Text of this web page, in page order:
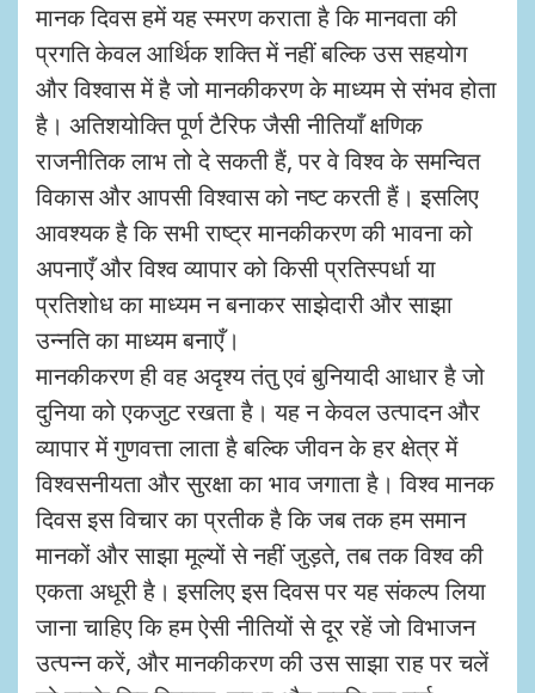
मानक दिवस हमें यह स्मरण कराता है कि मानवता की
प्रगति केवल आर्थिक शक्ति में नहीं बल्कि उस सहयोग
और विश्वास में है जो मानकीकरण के माध्यम से संभव होता
है। अतिशयोक्ति पूर्ण टैरिफ जैसी नीतियाँ क्षणिक
राजनीतिक लाभ तो दे सकती हैं, पर वे विश्व के समन्वित
विकास और आपसी विश्वास को नष्ट करती हैं। इसलिए
आवश्यक है कि सभी राष्ट्र मानकीकरण की भावना को
अपनाएँ और विश्व व्यापार को किसी प्रतिस्पर्धा या
प्रतिशोध का माध्यम न बनाकर साझेदारी और साझा
उन्नति का माध्यम बनाएँ।
मानकीकरण ही वह अदृश्य तंतु एवं बुनियादी आधार है जो
दुनिया को एकजुट रखता है। यह न केवल उत्पादन और
व्यापार में गुणवत्ता लाता है बल्कि जीवन के हर क्षेत्र में
विश्वसनीयता और सुरक्षा का भाव जगाता है। विश्व मानक
दिवस इस विचार का प्रतीक है कि जब तक हम समान
मानकों और साझा मूल्यों से नहीं जुड़ते, तब तक विश्व की
एकता अधूरी है। इसलिए इस दिवस पर यह संकल्प लिया
जाना चाहिए कि हम ऐसी नीतियों से दूर रहें जो विभाजन
उत्पन्न करें, और मानकीकरण की उस साझा राह पर चलें